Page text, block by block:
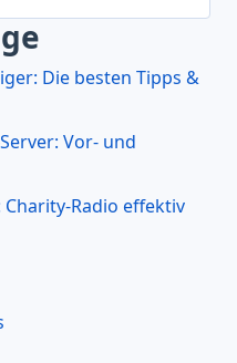
Die besten Tipps &
Vor- und
Radio effektiv